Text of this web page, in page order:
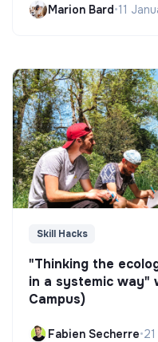
Marion Bard•11
Skill Hacks
"Thinking the
in a systemic way"
Campus)
Fabien Secherre•